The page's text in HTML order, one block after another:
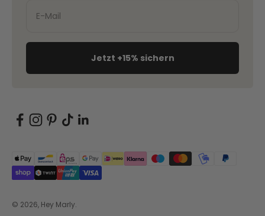
Jetzt +15% sichern
© 2026, Hey Marly.